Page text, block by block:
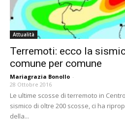
Attualità
Terremoti: ecco la
comune per comune
Mariagrazia Bonollo -
28 Ottobre 2016
Le ultime scosse di terremoto in
sismico di oltre 200 scosse, ci ha
della...